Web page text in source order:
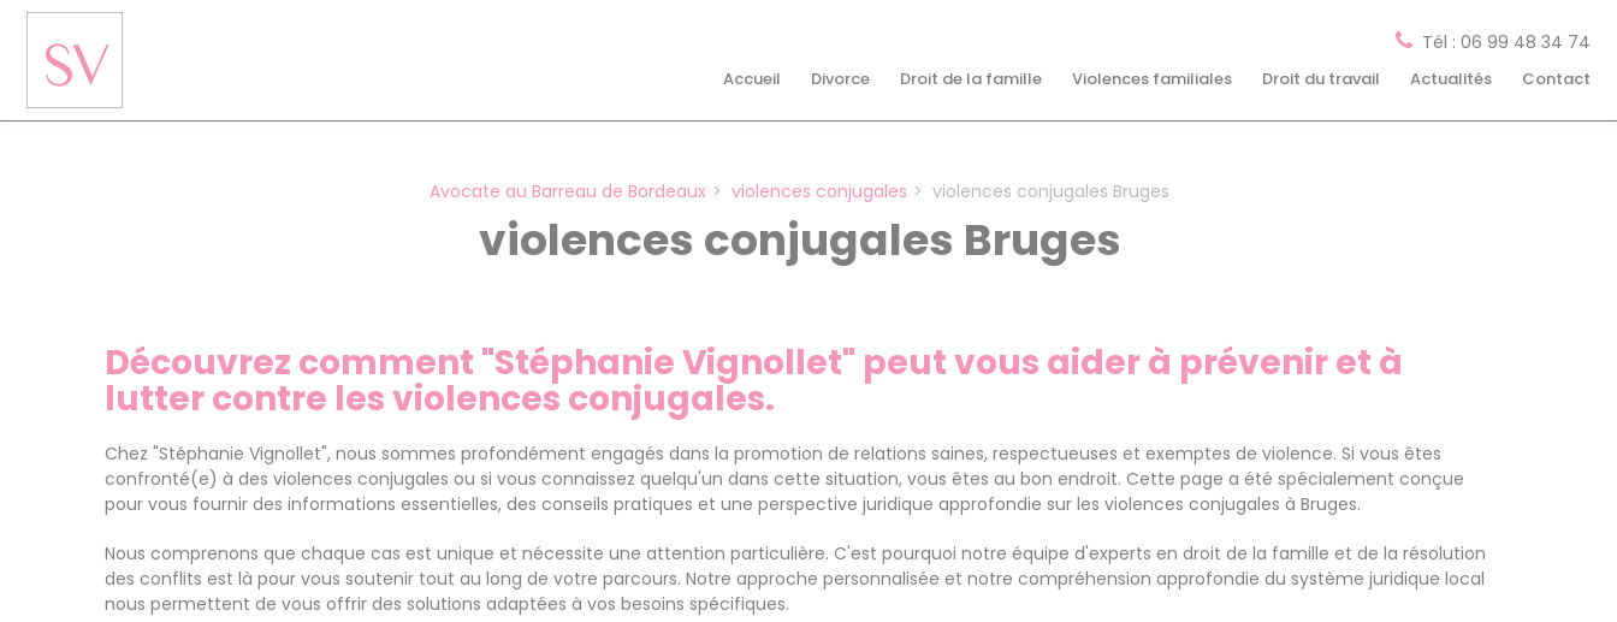
Tél : 06 99 48 34 74
Accueil Divorce Droit de la famille Violences familiales Droit du travail Actualités Contact
Avocate au Barreau de Bordeaux violences conjugales violences conjugales Bruges
violences conjugales Bruges
Découvrez comment "Stéphanie Vignollet" peut vous aider à prévenir et à
lutter contre les violences conjugales.
Chez "Stéphanie Vignollet", nous sommes profondément engagés dans la promotion de relations saines, respectueuses et exemptes de violence. Si vous êtes
confronté(e) à des violences conjugales ou si vous connaissez quelqu'un dans cette situation, vous êtes au bon endroit. Cette page a été spécialement conçue
pour vous fournir des informations essentielles, des conseils pratiques et une perspective juridique approfondie sur les violences conjugales à Bruges.
Nous comprenons que chaque cas est unique et nécessite une attention particulière. C'est pourquoi notre équipe d'experts en droit de la famille et de la résolution
des conflits est là pour vous soutenir tout au long de votre parcours. Notre approche personnalisée et notre compréhension approfondie du système juridique local
nous permettent de vous offrir des solutions adaptées à vos besoins spécifiques.
Panneau de gestion des cookies